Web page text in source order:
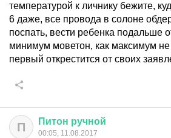
температурой к личнику бежите,
6 даже, все провода в солоне
поспать, вести ребенка подальше
минимум моветон, как максимум
первый открестится от своих
П Питон ручной
00:05, 11.08.2017